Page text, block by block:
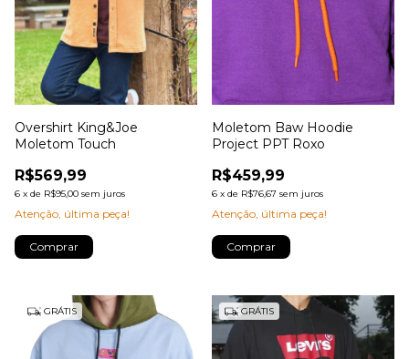
Overshirt King&Joe
Moletom Touch
R$569,99
6 x de R$95,00 sem juros
Atenção, última peça!
Comprar
Moletom Baw Hoodie
Project PPT Roxo
R$459,99
6 x de R$76,67 sem juros
Atenção, última peça!
Comprar
GRÁTIS GRÁTIS